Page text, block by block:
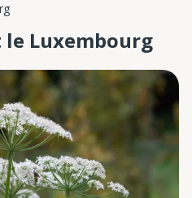
le Luxembourg